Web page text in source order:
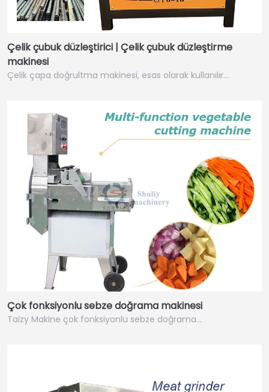
Çelik çubuk düzleştirici | Çelik çubuk düzleştirme
makinesi
Çelik çapa doğrultma makinesi, esas olarak kullanılır…
Çok fonksiyonlu sebze doğrama makinesi
Taizy Makine çok fonksiyonlu sebze doğrama…